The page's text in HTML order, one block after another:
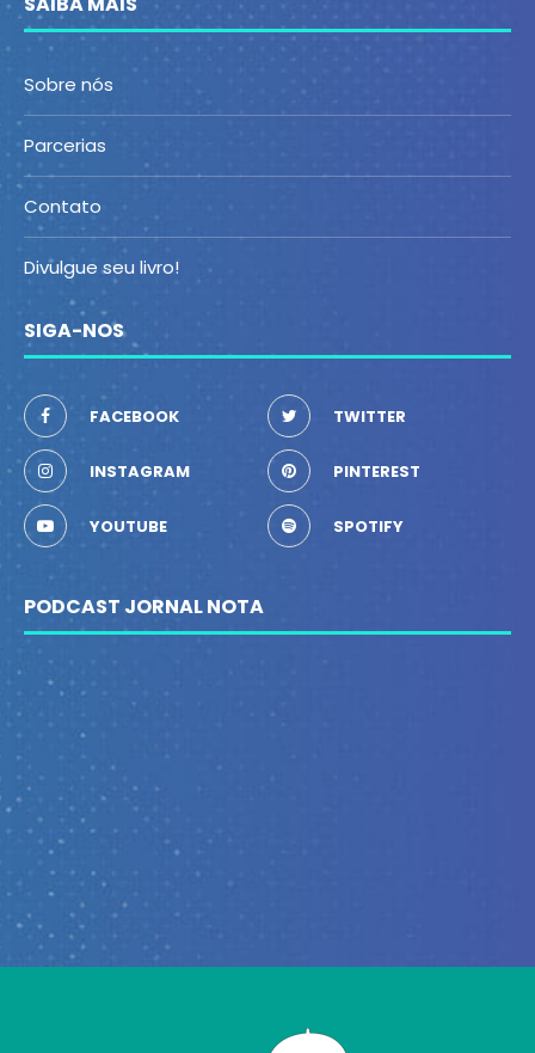
Sobre nós
Parcerias
Contato
Divulgue seu livro!
SIGA-NOS
FACEBOOK TWITTER
INSTAGRAM PINTEREST
YOUTUBE SPOTIFY
PODCAST JORNAL NOTA